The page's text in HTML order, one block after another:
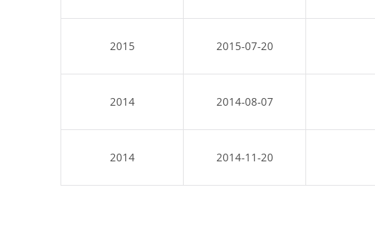
2015 2015-07-20
2014 2014-08-07
2014 2014-11-20